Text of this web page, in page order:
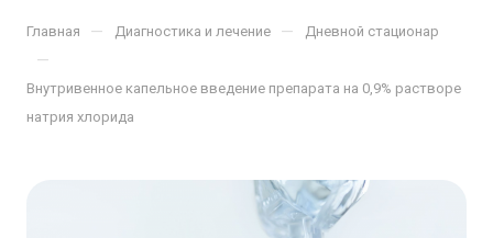
Главная — Диагностика и лечение — Дневной стационар
—
Внутривенное капельное введение препарата на 0,9% растворе
натрия хлорида